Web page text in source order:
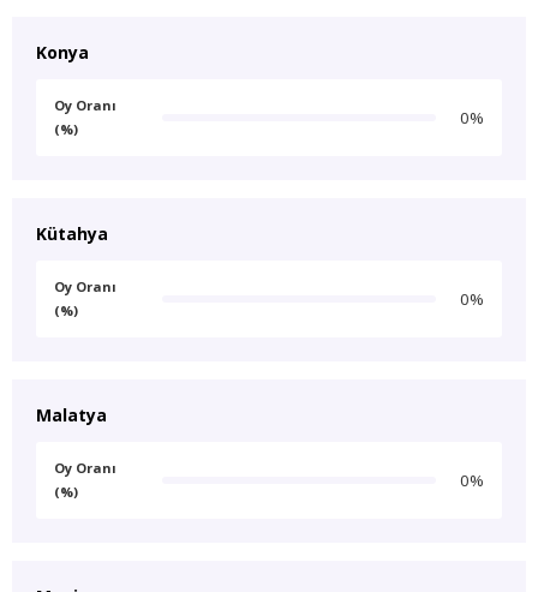
Konya
Oy Oranı
(%)
0%
Kütahya
Oy Oranı
(%)
0%
Malatya
Oy Oranı
(%)
0%